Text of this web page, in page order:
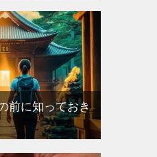
前に知っておき